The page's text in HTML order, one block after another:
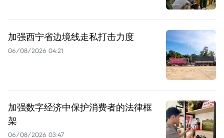
加强西宁省边境线走私打击力度
06/08/2026 04:21
加强数字经济中保护消费者的法律框
架
06/08/2026 03:47